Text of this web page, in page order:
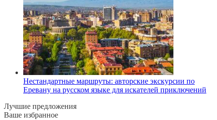
Нестандартные маршруты: авторские экскурсии по
Еревану на русском языке для искателей приключений
Лучшие предложения
Ваше избранное